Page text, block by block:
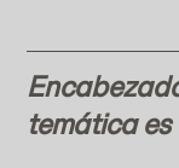
temática